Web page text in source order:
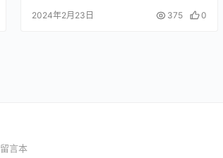
2024年2月23日 375 0
留言本